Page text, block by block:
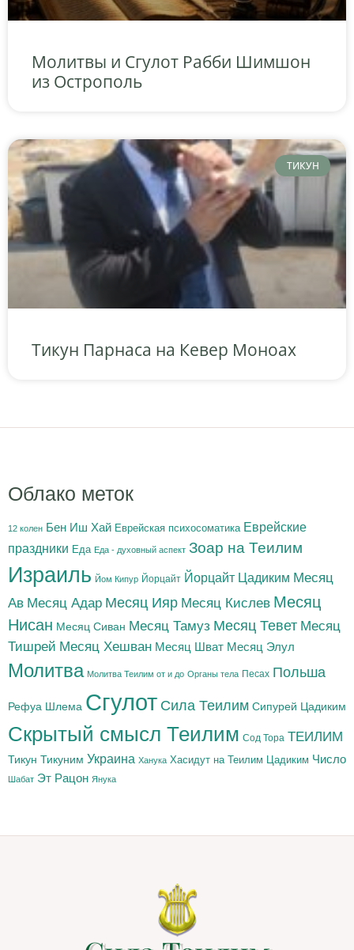
Молитвы и Сгулот Рабби Шимшон
из Острополь
ТИКУН
Тикун Парнаса на Кевер Моноах
Облако меток
12 колен Бен Иш Хай Еврейская психосоматика Еврейские
праздники Еда Еда - духовный аспект Зоар на Теилим
Израиль Йом Кипур Йорцайт Йорцайт Цадиким Месяц
Ав Месяц Адар Месяц Ияр Месяц Кислев Месяц
Нисан Месяц Сиван Месяц Тамуз Месяц Тевет Месяц
Тишрей Месяц Хешван Месяц Шват Месяц Элул
Молитва Молитва Теилим от и до Органы тела Песах Польша
Рефуа Шлема Сгулот Сила Теилим Сипурей Цадиким
Скрытый смысл Теилим Сод Тора ТЕИЛИМ
Тикун Тикуним Украина Ханука Хасидут на Теилим Цадиким Число
Шабат Эт Рацон Янука